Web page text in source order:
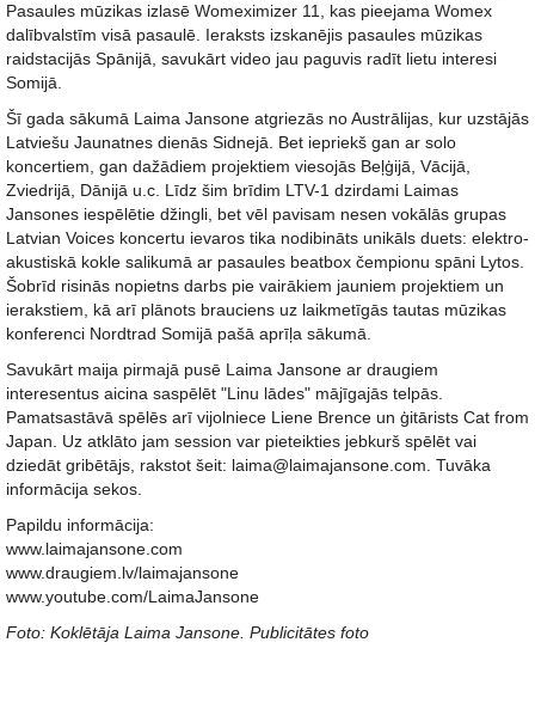
Pasaules mūzikas izlasē Womeximizer 11, kas pieejama Womex
dalībvalstīm visā pasaulē. Ieraksts izskanējis pasaules mūzikas
raidstacijās Spānijā, savukārt video jau paguvis radīt lietu interesi
Somijā.
Šī gada sākumā Laima Jansone atgriezās no Austrālijas, kur uzstājās
Latviešu Jaunatnes dienās Sidnejā. Bet iepriekš gan ar solo
koncertiem, gan dažādiem projektiem viesojās Beļģijā, Vācijā,
Zviedrijā, Dānijā u.c. Līdz šim brīdim LTV-1 dzirdami Laimas
Jansones iespēlētie džingli, bet vēl pavisam nesen vokālās grupas
Latvian Voices koncertu ievaros tika nodibināts unikāls duets: elektro-
akustiskā kokle salikumā ar pasaules beatbox čempionu spāni Lytos.
Šobrīd risinās nopietns darbs pie vairākiem jauniem projektiem un
ierakstiem, kā arī plānots brauciens uz laikmetīgās tautas mūzikas
konferenci Nordtrad Somijā pašā aprīļa sākumā.
Savukārt maija pirmajā pusē Laima Jansone ar draugiem
interesentus aicina saspēlēt "Linu lādes" mājīgajās telpās.
Pamatsastāvā spēlēs arī vijolniece Liene Brence un ģitārists Cat from
Japan. Uz atklāto jam session var pieteikties jebkurš spēlēt vai
dziedāt gribētājs, rakstot šeit: laima@laimajansone.com. Tuvāka
informācija sekos.
Papildu informācija:
www.laimajansone.com
www.draugiem.lv/laimajansone
www.youtube.com/LaimaJansone
Foto: Koklētāja Laima Jansone. Publicitātes foto